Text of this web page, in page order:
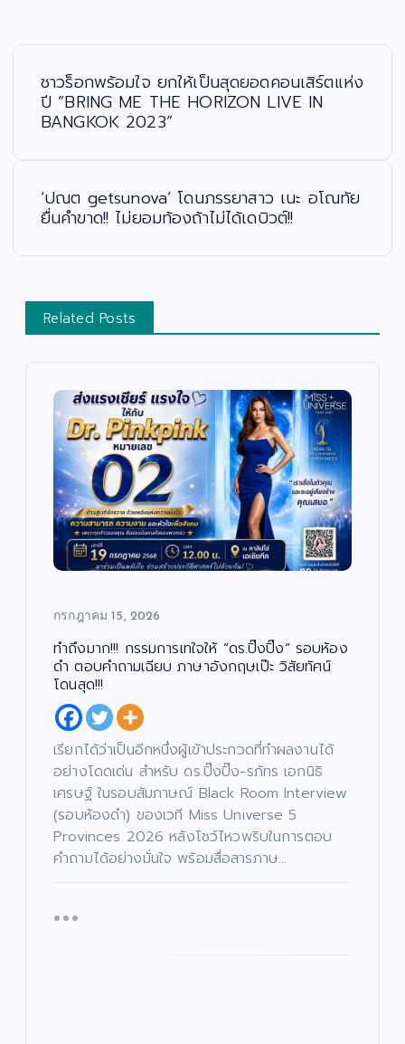
ชาวร็อกพร้อมใจ ยกให้เป็นสุดยอดคอนเสิร์ตแห่ง
ปี “BRING ME THE HORIZON LIVE IN
BANGKOK 2023”
‘ปณต getsunova’ โดนภรรยาสาว เนะ อโณทัย
ยื่นคำขาด!! ไม่ยอมท้องถ้าไม่ได้เดบิวต์!!
Related Posts
กรกฎาคม 15, 2026
ทำถึงมาก!!! กรรมการเทใจให้ “ดร.ปิ๊งปิ๊ง” รอบห้อง
ดำ ตอบคำถามเฉียบ ภาษาอังกฤษเป๊ะ วิสัยทัศน์
โดนสุด!!!
เรียกได้ว่าเป็นอีกหนึ่งผู้เข้าประกวดที่ทำผลงานได้
อย่างโดดเด่น สำหรับ ดร.ปิ๊งปิ๊ง-รภัทร เอกนิธิ
เศรษฐ์ ในรอบสัมภาษณ์ Black Room Interview
(รอบห้องดำ) ของเวที Miss Universe 5
Provinces 2026 หลังโชว์ไหวพริบในการตอบ
คำถามได้อย่างมั่นใจ พร้อมสื่อสารภาษ…